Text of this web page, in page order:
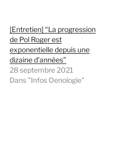
[Entretien] “La progression
de Pol Roger est
exponentielle depuis une
dizaine d’années”
28 septembre 2021
Dans "Infos Oenologie"